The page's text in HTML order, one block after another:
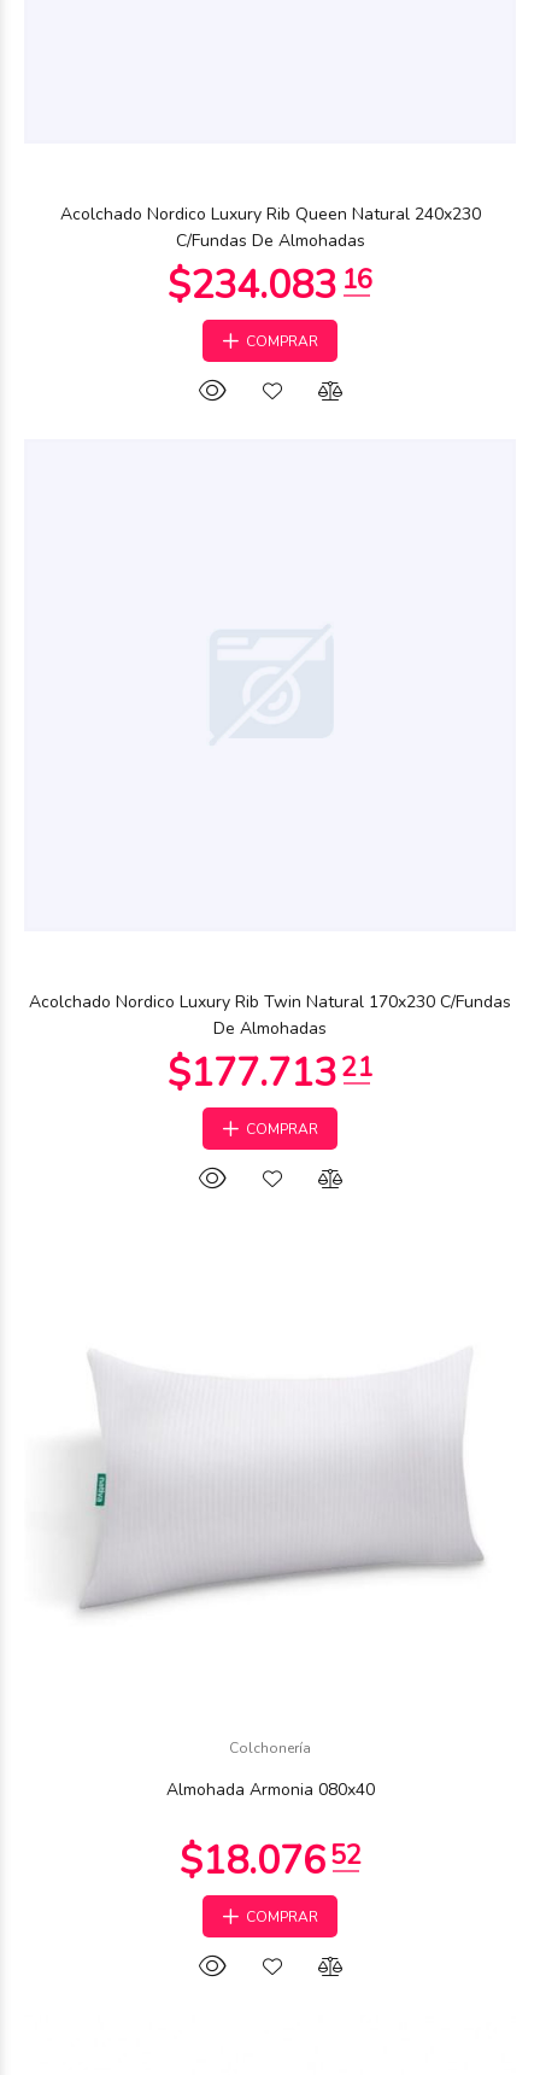
Acolchado Nordico Luxury Rib Queen Natural 240x230
C/Fundas De Almohadas
COMPRAR
Acolchado Nordico Luxury Rib Twin Natural 170x230 C/Fundas
De Almohadas
COMPRAR
Colchonería
Almohada Armonia 080x40
COMPRAR